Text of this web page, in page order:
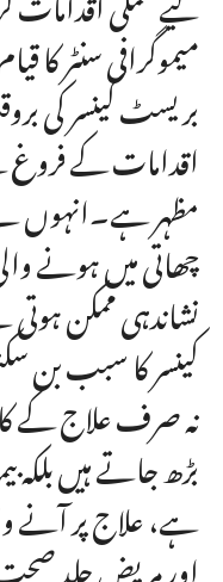
میموگرافی سنٹر
بریسٹ کینسر کی
اقدامات کے
مظہر ہے۔انہوں
چھاتی میں ہونے
نشاندہی ممکن
کینسر کا سبب بن
نہ صرف علاج کے
بڑھ جاتے ہیں
ہے، علاج پر آنے
اور مریض جلد